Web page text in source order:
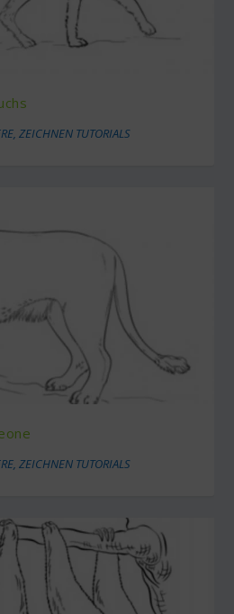
,ZEICHNEN TUTORIALS
,ZEICHNEN TUTORIALS